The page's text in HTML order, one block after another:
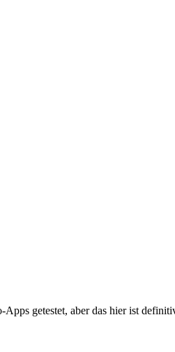
getestet, aber das hier ist